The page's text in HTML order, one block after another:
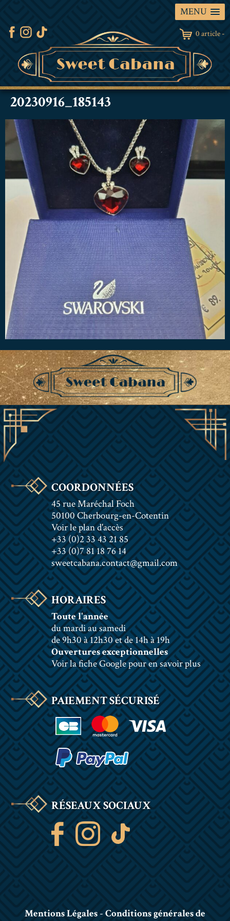
MENU
0 article -
20230916_185143
COORDONNÉES
45 rue Maréchal Foch
50100 Cherbourg-en-Cotentin
Voir le plan d'accès
+33 (0)2 33 43 21 85
+33 (0)7 81 18 76 14
sweetcabana.contact@gmail.com
HORAIRES
Toute l'année
du mardi au samedi
de 9h30 à 12h30 et de 14h à 19h
Ouvertures exceptionnelles
Voir la fiche Google pour en savoir plus
PAIEMENT SÉCURISÉ
RÉSEAUX SOCIAUX
Mentions Légales - Conditions générales de